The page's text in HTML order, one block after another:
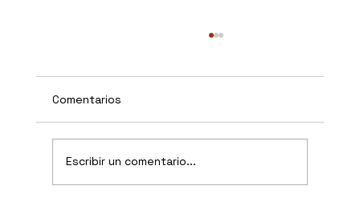
Comentarios
Escribir un comentario...